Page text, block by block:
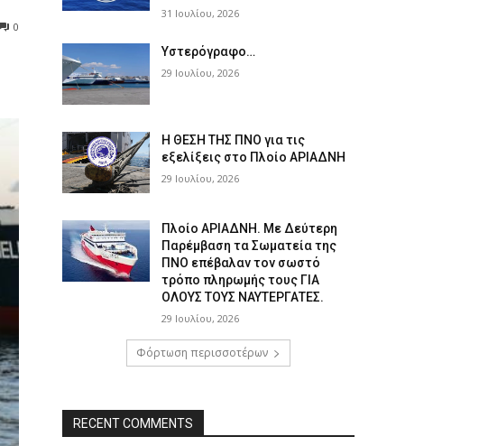
0
31 Ιουλίου, 2026
Υστερόγραφο…
29 Ιουλίου, 2026
Η ΘΕΣΗ ΤΗΣ ΠΝΟ για τις
εξελίξεις στο Πλοίο ΑΡΙΑΔΝΗ
29 Ιουλίου, 2026
Πλοίο ΑΡΙΑΔΝΗ. Με Δεύτερη
Παρέμβαση τα Σωματεία της
ΠΝΟ επέβαλαν τον σωστό
τρόπο πληρωμής τους ΓΙΑ
ΟΛΟΥΣ ΤΟΥΣ ΝΑΥΤΕΡΓΑΤΕΣ.
29 Ιουλίου, 2026
Φόρτωση περισσοτέρων
RECENT COMMENTS